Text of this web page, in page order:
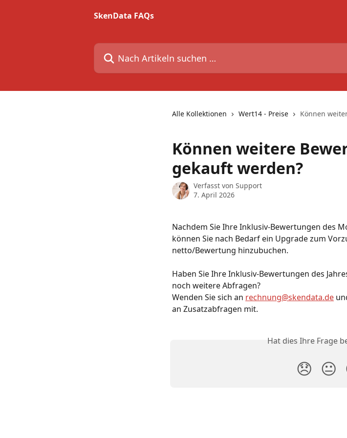
SkenData FAQs
Nach Artikeln suchen …
Alle Kollektionen Wert14 - Preise Können
Können weitere
gekauft werden?
Verfasst von Support
7. April 2026
Nachdem Sie Ihre Inklusiv-Bewertungen des
können Sie nach Bedarf ein Upgrade zum
netto/Bewertung hinzubuchen.
Haben Sie Ihre Inklusiv-Bewertungen des
noch weitere Abfragen?
Wenden Sie sich an rechnung@skendata.de
an Zusatzabfragen mit.
Hat dies Ihre Frage
😞 😐